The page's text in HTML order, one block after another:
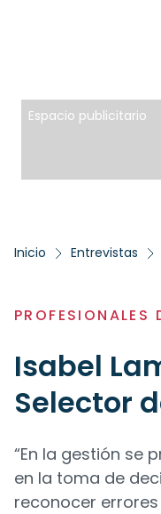
Espacio publicitario
Inicio Entrevistas
PROFESIONALES
Isabel
Selector
“En la gestión se
en la toma de
reconocer